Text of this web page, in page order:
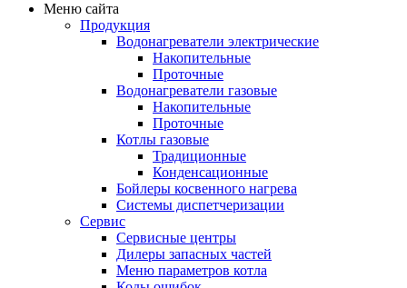
Меню сайта
Продукция
Водонагреватели электрические
Накопительные
Проточные
Водонагреватели газовые
Накопительные
Проточные
Котлы газовые
Традиционные
Конденсационные
Бойлеры косвенного нагрева
Системы диспетчеризации
Сервис
Сервисные центры
Дилеры запасных частей
Меню параметров котла